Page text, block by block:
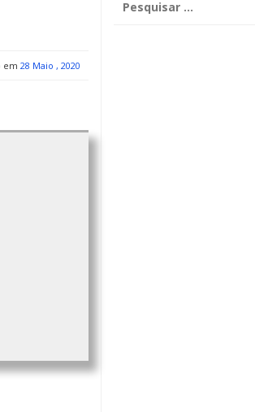
em 28 Maio , 2020
por: